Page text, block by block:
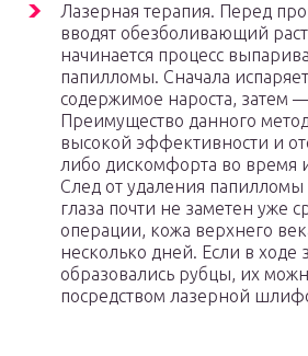
Лазерная терапия. Перед
вводят обезболивающий
начинается процесс
папилломы. Сначала
содержимое нароста, затем
Преимущество данного
высокой эффективности и
либо дискомфорта во время
След от удаления
глаза почти не заметен уже
операции, кожа верхнего
несколько дней. Если в ходе
образовались рубцы, их
посредством лазерной